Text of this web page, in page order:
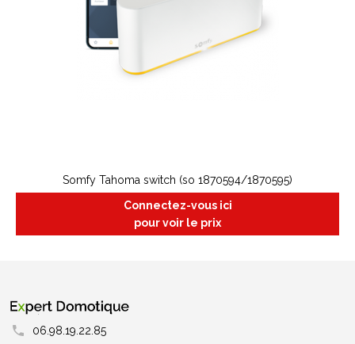
Somfy Tahoma switch (so 1870594/1870595)
Connectez-vous ici
pour voir le prix
06.98.19.22.85